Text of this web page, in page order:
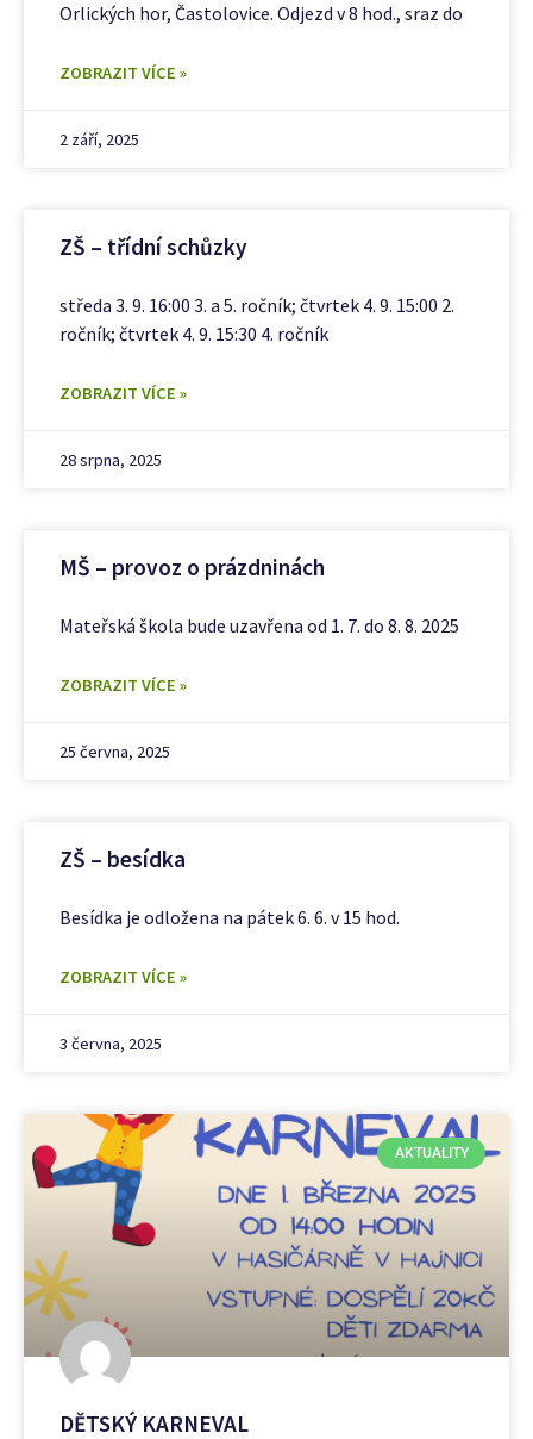
Orlických hor, Častolovice. Odjezd v 8 hod., sraz do
ZOBRAZIT VÍCE »
2 září, 2025
ZŠ – třídní schůzky
středa 3. 9. 16:00 3. a 5. ročník; čtvrtek 4. 9. 15:00 2.
ročník; čtvrtek 4. 9. 15:30 4. ročník
ZOBRAZIT VÍCE »
28 srpna, 2025
MŠ – provoz o prázdninách
Mateřská škola bude uzavřena od 1. 7. do 8. 8. 2025
ZOBRAZIT VÍCE »
25 června, 2025
ZŠ – besídka
Besídka je odložena na pátek 6. 6. v 15 hod.
ZOBRAZIT VÍCE »
3 června, 2025
AKTUALITY
DĚTSKÝ KARNEVAL